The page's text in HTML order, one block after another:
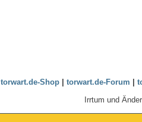
torwart.de-Shop| torwart.de-Forum
Irrtum und